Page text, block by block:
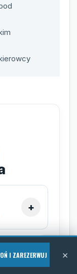
I ZAREZERWUJ ×